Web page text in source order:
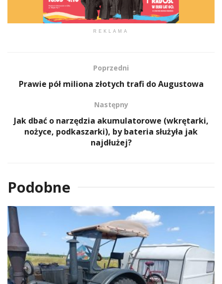
REKLAMA
Poprzedni
Prawie pół miliona złotych trafi do Augustowa
Następny
Jak dbać o narzędzia akumulatorowe (wkrętarki,
nożyce, podkaszarki), by bateria służyła jak
najdłużej?
Podobne